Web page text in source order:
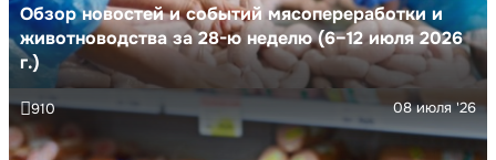
Обзор новостей и событий мясопереработки и
животноводства за 28-ю неделю (6–12 июля 2026
г.)
08 июля '26
910